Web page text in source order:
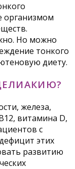
организмом
Но можно
тонкого
диету.
железа,
витамина D,
с
этих
развитию